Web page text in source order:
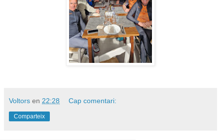
Voltors en 22:28 Cap comentari:
Comparteix